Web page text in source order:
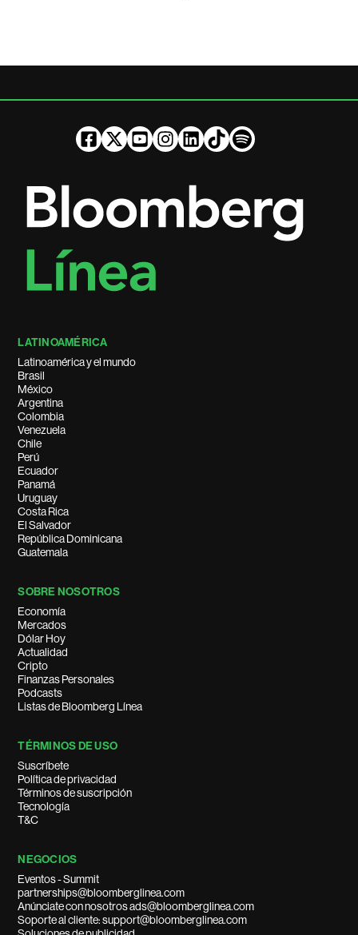
LATINOAMÉRICA
Latinoamérica y el mundo
Brasil
México
Argentina
Colombia
Venezuela
Chile
Perú
Ecuador
Panamá
Uruguay
Costa Rica
El Salvador
República Dominicana
Guatemala
SOBRE NOSOTROS
Economía
Mercados
Dólar Hoy
Actualidad
Cripto
Finanzas Personales
Podcasts
Listas de Bloomberg Línea
TÉRMINOS DE USO
Suscríbete
Política de privacidad
Términos de suscripción
Tecnología
T&C
NEGOCIOS
Eventos - Summit
partnerships@bloomberglinea.com
Anúnciate con nosotros ads@bloomberglinea.com
Soporte al cliente: support@bloomberglinea.com